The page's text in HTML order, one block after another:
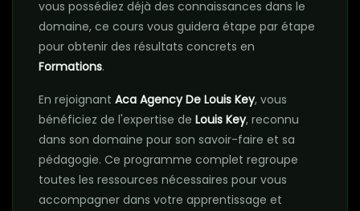
vous possédiez déjà des connaissances dans le
domaine, ce cours vous guidera étape par étape
pour obtenir des résultats concrets en
Formations.
En rejoignant Aca Agency De Louis Key, vous
bénéficiez de l'expertise de Louis Key, reconnu
dans son domaine pour son savoir-faire et sa
pédagogie. Ce programme complet regroupe
toutes les ressources nécessaires pour vous
accompagner dans votre apprentissage et